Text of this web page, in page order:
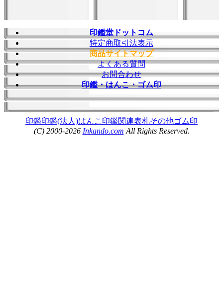
印鑑堂ドットコム
特定商取引法表示
商品サイトマップ
よくある質問
お問合わせ
印鑑・はんこ・ゴム印
印鑑印鑑(法人)はんこ 印鑑関連表札その他ゴム印
(C) 2000-2026 Inkando.com All Rights Reserved.